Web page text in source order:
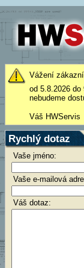
Vážení
od 5.8.2026
nebudeme
Váš HWServis
Rychlý dotaz
Vaše jméno:
Vaše e-mailová
Váš dotaz: